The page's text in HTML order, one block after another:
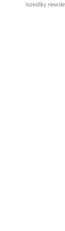
rozesílky